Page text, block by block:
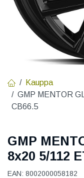
Kauppa
GMP MENTOR
CB66.5
GMP
8x20 5/112
EAN: 8002000058182